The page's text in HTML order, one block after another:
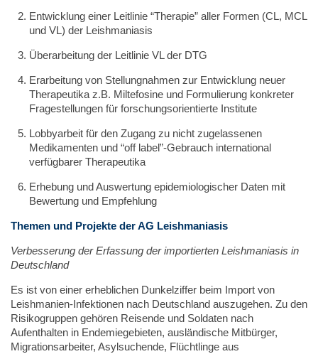
Entwicklung einer Leitlinie “Therapie” aller Formen (CL, MCL
und VL) der Leishmaniasis
Überarbeitung der Leitlinie VL der DTG
Erarbeitung von Stellungnahmen zur Entwicklung neuer
Therapeutika z.B. Miltefosine und Formulierung konkreter
Fragestellungen für forschungsorientierte Institute
Lobbyarbeit für den Zugang zu nicht zugelassenen
Medikamenten und “off label”-Gebrauch international
verfügbarer Therapeutika
Erhebung und Auswertung epidemiologischer Daten mit
Bewertung und Empfehlung
Themen und Projekte der AG Leishmaniasis
Verbesserung der Erfassung der importierten Leishmaniasis in
Deutschland
Es ist von einer erheblichen Dunkelziffer beim Import von
Leishmanien-Infektionen nach Deutschland auszugehen. Zu den
Risikogruppen gehören Reisende und Soldaten nach
Aufenthalten in Endemiegebieten, ausländische Mitbürger,
Migrationsarbeiter, Asylsuchende, Flüchtlinge aus